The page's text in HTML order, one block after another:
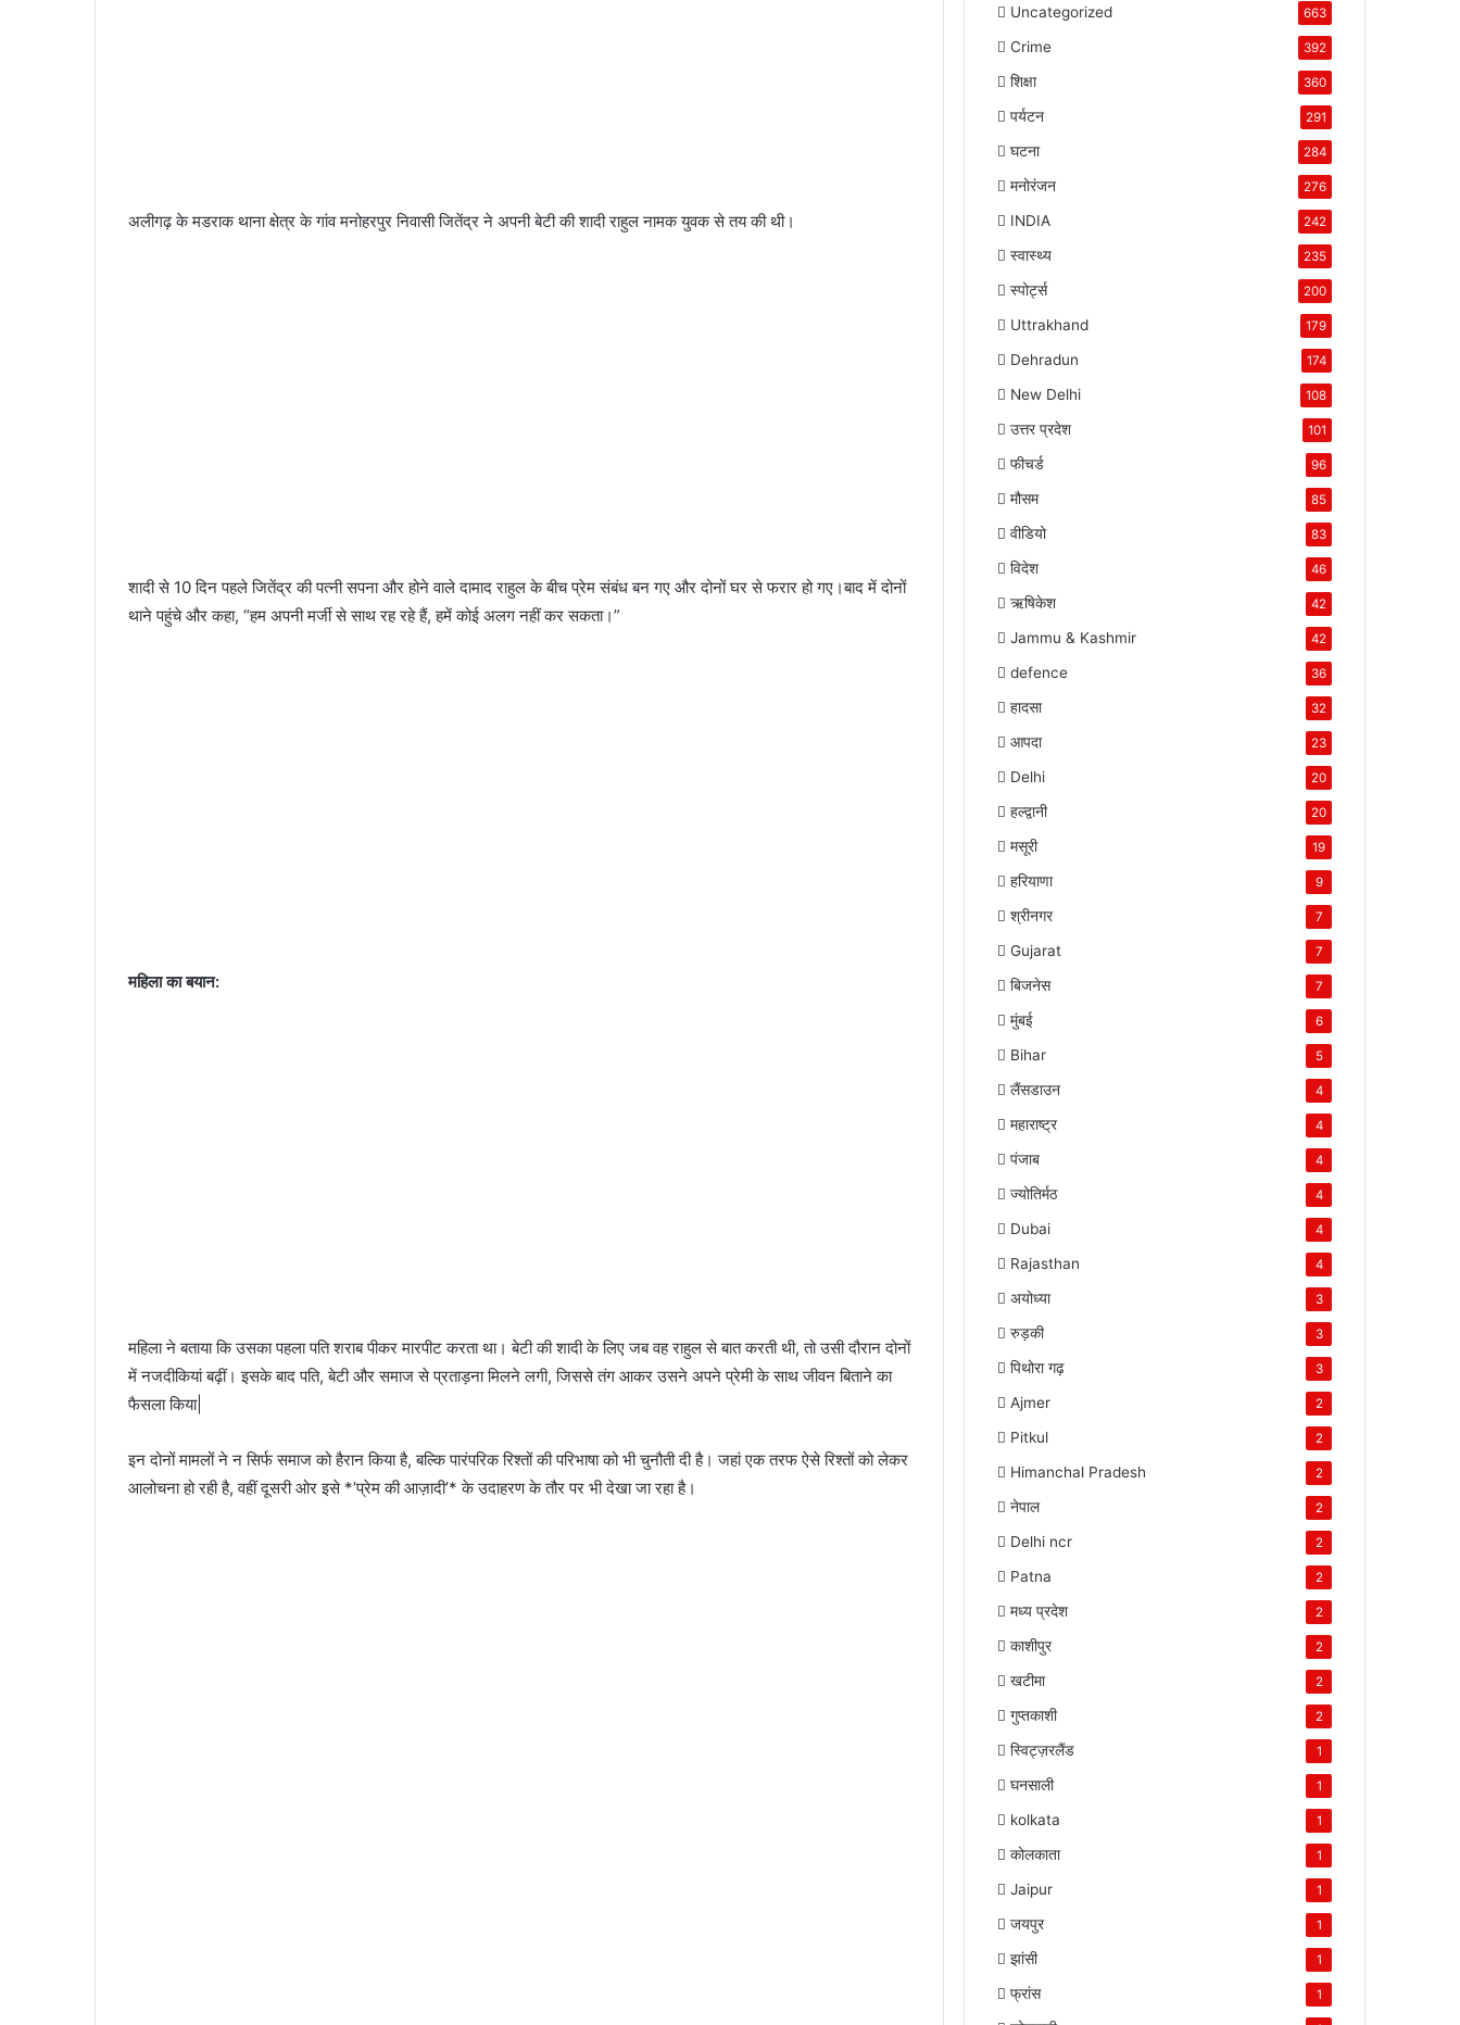
अलीगढ़ के मडराक थाना क्षेत्र के गांव मनोहरपुर निवासी जितेंद्र ने अपनी बेटी की शादी राहुल नामक युवक से तय की थी।
शादी से 10 दिन पहले जितेंद्र की पत्नी सपना और होने वाले दामाद राहुल के बीच प्रेम संबंध बन गए और दोनों घर से फरार हो गए।बाद में दोनों
थाने पहुंचे और कहा, “हम अपनी मर्जी से साथ रह रहे हैं, हमें कोई अलग नहीं कर सकता।”
महिला का बयान:
महिला ने बताया कि उसका पहला पति शराब पीकर मारपीट करता था। बेटी की शादी के लिए जब वह राहुल से बात करती थी, तो उसी दौरान दोनों
में नजदीकियां बढ़ीं। इसके बाद पति, बेटी और समाज से प्रताड़ना मिलने लगी, जिससे तंग आकर उसने अपने प्रेमी के साथ जीवन बिताने का
फैसला किया|
इन दोनों मामलों ने न सिर्फ समाज को हैरान किया है, बल्कि पारंपरिक रिश्तों की परिभाषा को भी चुनौती दी है। जहां एक तरफ ऐसे रिश्तों को लेकर
आलोचना हो रही है, वहीं दूसरी ओर इसे *’प्रेम की आज़ादी’* के उदाहरण के तौर पर भी देखा जा रहा है।
Uncategorized 663
Crime 392
शिक्षा 360
पर्यटन 291
घटना 284
मनोरंजन 276
INDIA 242
स्वास्थ्य 235
स्पोर्ट्स 200
Uttrakhand 179
Dehradun 174
New Delhi 108
उत्तर प्रदेश 101
फीचर्ड 96
मौसम 85
वीडियो 83
विदेश 46
ऋषिकेश 42
Jammu & Kashmir 42
defence 36
हादसा 32
आपदा 23
Delhi 20
हल्द्वानी 20
मसूरी 19
हरियाणा 9
श्रीनगर 7
Gujarat 7
बिजनेस 7
मुंबई 6
Bihar 5
लैंसडाउन 4
महाराष्ट्र 4
पंजाब 4
ज्योतिर्मठ 4
Dubai 4
Rajasthan 4
अयोध्या 3
रुड़की 3
पिथोरा गढ़ 3
Ajmer 2
Pitkul 2
Himanchal Pradesh 2
नेपाल 2
Delhi ncr 2
Patna 2
मध्य प्रदेश 2
काशीपुर 2
खटीमा 2
गुप्तकाशी 2
स्विट्ज़रलैंड 1
घनसाली 1
kolkata 1
कोलकाता 1
Jaipur 1
जयपुर 1
झांसी 1
फ्रांस 1